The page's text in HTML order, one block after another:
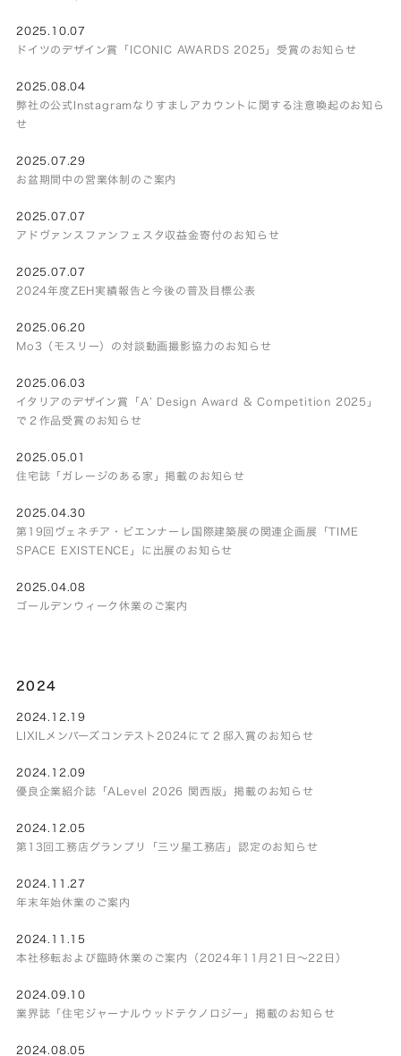
2025.10.07
ドイツのデザイン賞「ICONIC AWARDS 2025」受賞のお知らせ
2025.08.04
弊社の公式Instagramなりすましアカウントに関する注意喚起のお知ら
せ
2025.07.29
お盆期間中の営業体制のご案内
2025.07.07
アドヴァンスファンフェスタ収益金寄付のお知らせ
2025.07.07
2024年度ZEH実績報告と今後の普及目標公表
2025.06.20
Mo3（モスリー）の対談動画撮影協力のお知らせ
2025.06.03
イタリアのデザイン賞「A’ Design Award & Competition 2025」
で２作品受賞のお知らせ
2025.05.01
住宅誌「ガレージのある家」掲載のお知らせ
2025.04.30
第19回ヴェネチア・ビエンナーレ国際建築展の関連企画展「TIME
SPACE EXISTENCE」に出展のお知らせ
2025.04.08
ゴールデンウィーク休業のご案内
2024
2024.12.19
LIXILメンバーズコンテスト2024にて２邸入賞のお知らせ
2024.12.09
優良企業紹介誌「ALevel 2026 関西版」掲載のお知らせ
2024.12.05
第13回工務店グランプリ「三ツ星工務店」認定のお知らせ
2024.11.27
年末年始休業のご案内
2024.11.15
本社移転および臨時休業のご案内（2024年11月21日～22日）
2024.09.10
業界誌「住宅ジャーナルウッドテクノロジー」掲載のお知らせ
2024.08.05